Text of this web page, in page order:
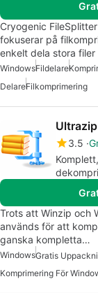
Cryogenic
fokuserar på
enkelt dela stora
WindowsFildelare
DelareFilkomprimering
Ultrazip
3.5
Trots att Winzip och
används för att
ganska kompletta…
Windows
Komprimering För